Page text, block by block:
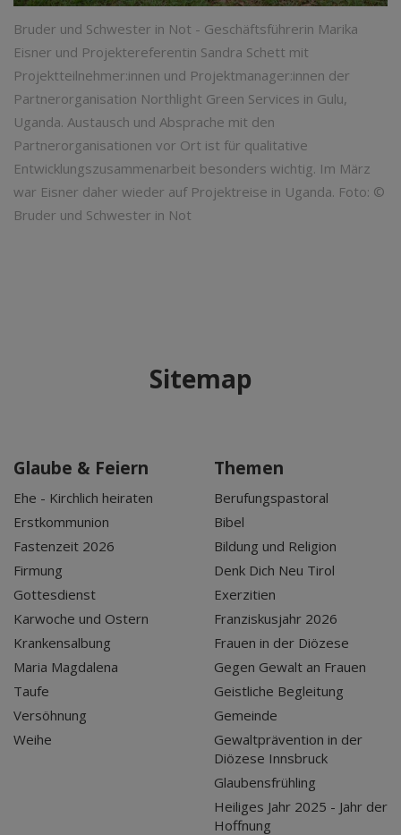
Bruder und Schwester in Not - Geschäftsführerin Marika
Eisner und Projektereferentin Sandra Schett mit
Projektteilnehmer:innen und Projektmanager:innen der
Partnerorganisation Northlight Green Services in Gulu,
Uganda. Austausch und Absprache mit den
Partnerorganisationen vor Ort ist für qualitative
Entwicklungszusammenarbeit besonders wichtig. Im März
war Eisner daher wieder auf Projektreise in Uganda. Foto: ©
Bruder und Schwester in Not
Sitemap
Glaube & Feiern
Ehe - Kirchlich heiraten
Erstkommunion
Fastenzeit 2026
Firmung
Gottesdienst
Karwoche und Ostern
Krankensalbung
Maria Magdalena
Taufe
Versöhnung
Weihe
Themen
Berufungspastoral
Bibel
Bildung und Religion
Denk Dich Neu Tirol
Exerzitien
Franziskusjahr 2026
Frauen in der Diözese
Gegen Gewalt an Frauen
Geistliche Begleitung
Gemeinde
Gewaltprävention in der
Diözese Innsbruck
Glaubensfrühling
Heiliges Jahr 2025 - Jahr der
Hoffnung